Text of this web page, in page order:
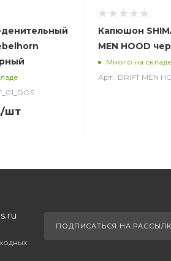
/шт
Капюшон
MEN HOOD
Много на складе
Арт.: DRIFT MEN
ПОДПИСАТЬСЯ НА